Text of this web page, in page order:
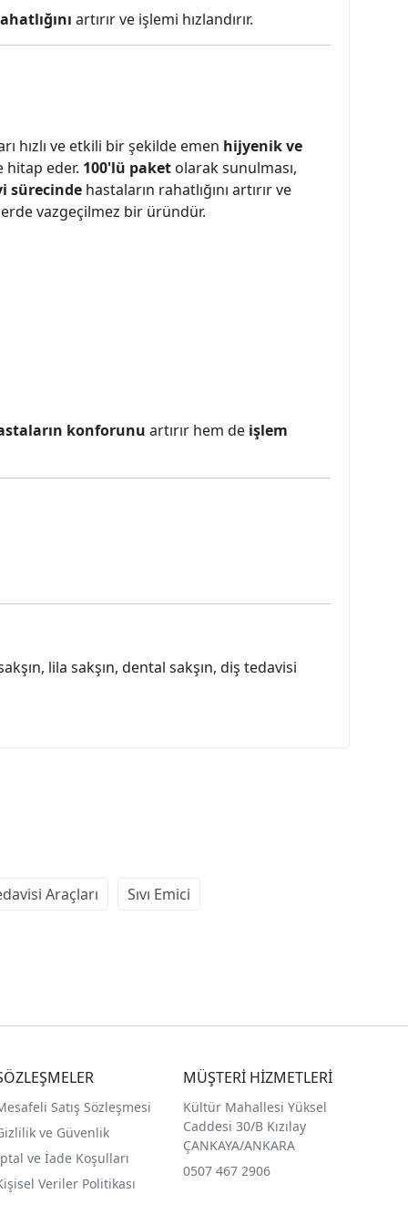
artırır ve işlemi hızlandırır.
hızlı ve etkili bir şekilde emen hijyenik ve
eder. 100'lü paket olarak sunulması,
sürecinde hastaların rahatlığını artırır ve
vazgeçilmez bir üründür.
konforunu artırır hem de işlem
lila sakşın, dental sakşın, diş tedavisi
Araçları Sıvı Emici
Satış Sözleşmesi
ve Güvenlik
ve İade Koşulları
Veriler Politikası
MÜŞTERİ HİZMETLERİ
Kültür Mahallesi Yüksel
Caddesi 30/B Kızılay
ÇANKAYA/ANKARA
0507 467 2906